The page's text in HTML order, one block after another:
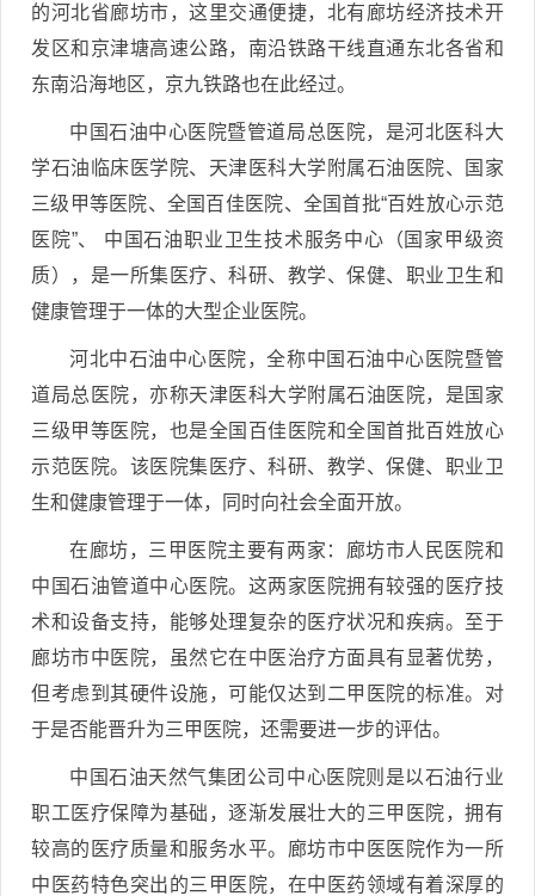
的河北省廊坊市，这里交通便捷，北有廊坊经济技术开
发区和京津塘高速公路，南沿铁路干线直通东北各省和
东南沿海地区，京九铁路也在此经过。
中国石油中心医院暨管道局总医院，是河北医科大
学石油临床医学院、天津医科大学附属石油医院、国家
三级甲等医院、全国百佳医院、全国首批“百姓放心示范
医院”、 中国石油职业卫生技术服务中心（国家甲级资
质），是一所集医疗、科研、教学、保健、职业卫生和
健康管理于一体的大型企业医院。
河北中石油中心医院，全称中国石油中心医院暨管
道局总医院，亦称天津医科大学附属石油医院，是国家
三级甲等医院，也是全国百佳医院和全国首批百姓放心
示范医院。该医院集医疗、科研、教学、保健、职业卫
生和健康管理于一体，同时向社会全面开放。
在廊坊，三甲医院主要有两家：廊坊市人民医院和
中国石油管道中心医院。这两家医院拥有较强的医疗技
术和设备支持，能够处理复杂的医疗状况和疾病。至于
廊坊市中医院，虽然它在中医治疗方面具有显著优势，
但考虑到其硬件设施，可能仅达到二甲医院的标准。对
于是否能晋升为三甲医院，还需要进一步的评估。
中国石油天然气集团公司中心医院则是以石油行业
职工医疗保障为基础，逐渐发展壮大的三甲医院，拥有
较高的医疗质量和服务水平。廊坊市中医医院作为一所
中医药特色突出的三甲医院，在中医药领域有着深厚的